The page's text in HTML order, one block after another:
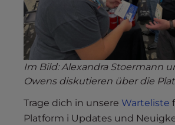
Im Bild: Alexandra Stoermann
Owens diskutieren über die
Trage dich in unsere Warteliste
Platform i Updates und